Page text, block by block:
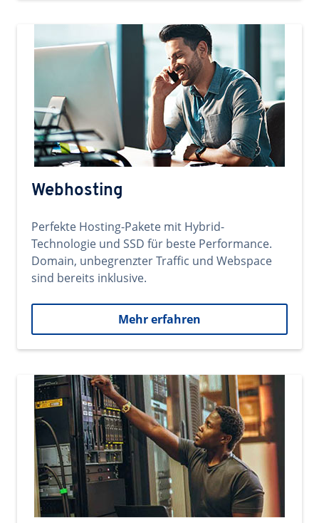
Webhosting
Perfekte Hosting-Pakete mit Hybrid-
Technologie und SSD für beste Performance.
Domain, unbegrenzter Traffic und Webspace
sind bereits inklusive.
Mehr erfahren